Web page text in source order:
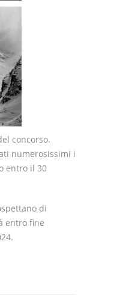
concorso.
numerosissimi i
entro il 30
di
entro fine